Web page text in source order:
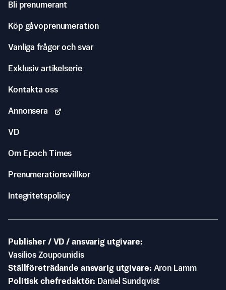
Bli prenumerant
Köp gåvoprenumeration
Vanliga frågor och svar
Exklusiv artikelserie
Kontakta oss
Annonsera
VD
Om Epoch Times
Prenumerationsvillkor
Integritetspolicy
Publisher / VD / ansvarig utgivare
Vasilios Zoupounidis
Ställföreträdande ansvarig utgivare Aron Lamm
Politisk chefredaktör
Daniel Sundqvist